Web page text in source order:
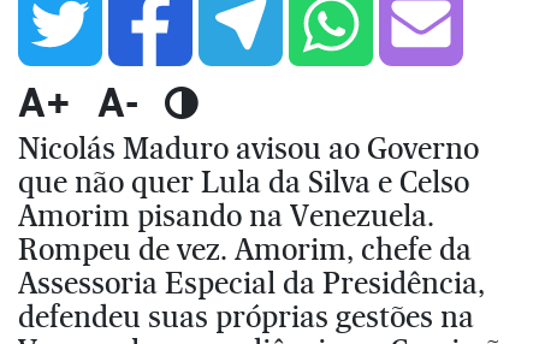
A+ A-
Nicolás Maduro avisou ao Governo
que não quer Lula da Silva e Celso
Amorim pisando na Venezuela.
Rompeu de vez. Amorim, chefe da
Assessoria Especial da Presidência,
defendeu suas próprias gestões na